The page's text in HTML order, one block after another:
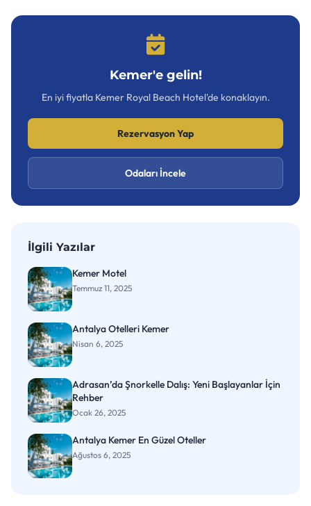
Kemer'e gelin!
En iyi fiyatla Kemer Royal Beach Hotel'de konaklayın.
Rezervasyon Yap
Odaları İncele
İlgili Yazılar
Kemer Motel
Temmuz 11, 2025
Antalya Otelleri Kemer
Nisan 6, 2025
Adrasan’da Şnorkelle Dalış: Yeni Başlayanlar İçin
Rehber
Ocak 26, 2025
Antalya Kemer En Güzel Oteller
Ağustos 6, 2025